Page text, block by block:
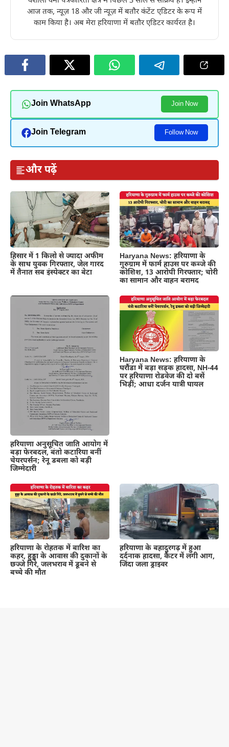
आज तक, न्यूज़ 18 और जी न्यूज़ में बतौर कंटेंट एडिटर के रूप में
काम किया है। अब मेरा हरियाणा में बतौर एडिटर कार्यरत है।
Join WhatsApp Join Now
Join Telegram Follow Now
और पढ़ें
हिसार में 1 किलो से ज्यादा अफीम
के साथ युवक गिरफ्तार, जेल गारद
में तैनात सब इंस्पेक्टर का बेटा
Haryana News: हरियाणा के
गुरुग्राम में फार्म हाउस पर कब्जे की
कोशिश, 13 आरोपी गिरफ्तार; चोरी
का सामान और वाहन बरामद
हरियाणा अनुसूचित जाति आयोग में
बड़ा फेरबदल, बंतो कटारिया बनीं
चेयरपर्सन; रेनू डबला को बड़ी
जिम्मेदारी
Haryana News: हरियाणा के
घरौंडा में बड़ा सड़क हादसा, NH-44
पर हरियाणा रोडवेज की दो बसें
भिड़ीं; आधा दर्जन यात्री घायल
हरियाणा के रोहतक में बारिश का
कहर, हुड्डा के आवास की दुकानों के
छज्जे गिरे, जलभराव में डूबने से
बच्चे की मौत
हरियाणा के बहादुरगढ़ में हुआ
दर्दनाक हादसा, कैंटर में लगी आग,
जिंदा जला ड्राइवर